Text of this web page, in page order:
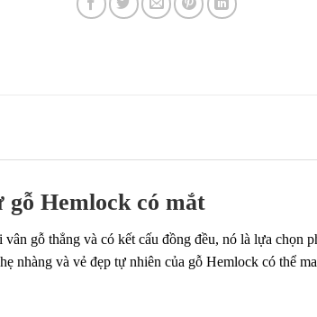
gỗ Hemlock có mắt
gỗ thẳng và có kết cấu đồng đều, nó là lựa chọn
nhàng và vẻ đẹp tự nhiên của gỗ Hemlock có thể